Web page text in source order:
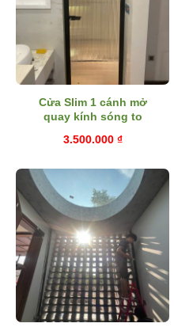
Cửa Slim 1 cánh mở
quay kính sóng to
3.500.000 ₫